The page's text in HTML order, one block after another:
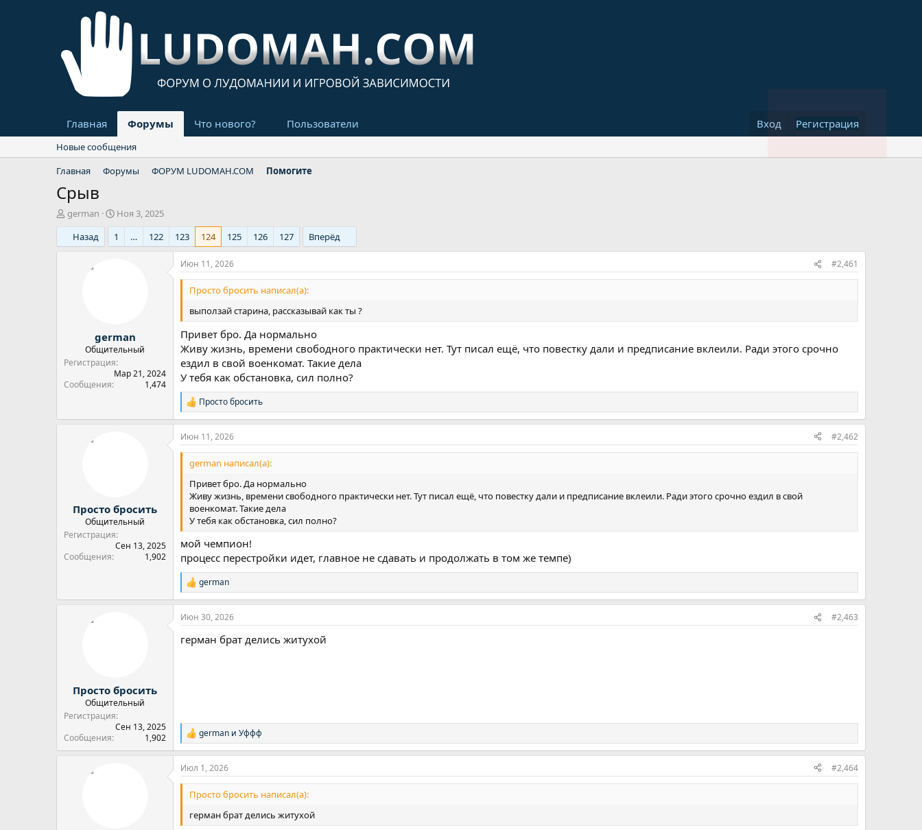
Главная Форумы Что нового? Пользователи Вход Регистрация
Новые сообщения
Главная
Форумы ФОРУМ LUDOMAH.COM Помогите
Срыв
А
в
о
german
Д
а
т
а
Ноя 3, 2025
Назад
1 … 122 123 124 125 126 127 Вперёд
german
Общительный
Регистрация
Мар 21, 2024
Сообщения
1,474
Июн 11, 2026 #2,461
Просто бросить написал(а):
выползай старина, рассказывай как ты ?
Привет бро. Да нормально
Живу жизнь, времени свободного практически нет. Тут писал ещё, что повестку дали и предписание вклеили. Ради этого срочно
ездил в свой военкомат. Такие дела
У тебя как обстановка, сил полно?
Р
е
а
к
ц
и
и
Просто бросить
Просто бросить
Общительный
Регистрация
Сен 13, 2025
Сообщения
1,902
Июн 11, 2026 #2,462
german написал(а):
Привет бро. Да нормально
Живу жизнь, времени свободного практически нет. Тут писал ещё, что повестку дали и предписание вклеили. Ради этого срочно ездил в свой
военкомат. Такие дела
У тебя как обстановка, сил полно?
мой чемпион!
процесс перестройки идет, главное не сдавать и продолжать в том же темпе)
Р
е
а
к
и
german
Просто бросить
Общительный
Регистрация
Сен 13, 2025
Сообщения
1,902
Июн 30, 2026 #2,463
герман брат делись житухой
Р
е
а
к
ц
и
german и Уффф
Июл 1, 2026 #2,464
Просто бросить написал(а):
герман брат делись житухой